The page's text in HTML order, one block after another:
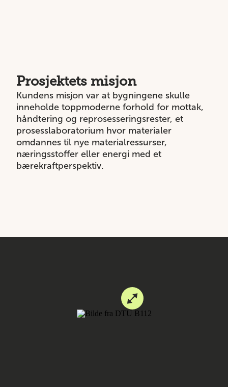
Prosjektets misjon
Kundens misjon var at bygningene skulle
inneholde toppmoderne forhold for mottak,
håndtering og reprosesseringsrester, et
prosesslaboratorium hvor materialer
omdannes til nye materialressurser,
næringsstoffer eller energi med et
bærekraftperspektiv.